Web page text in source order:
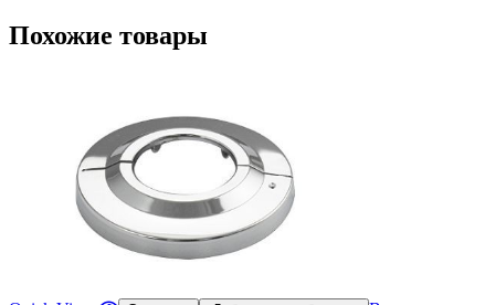
Похожие товары